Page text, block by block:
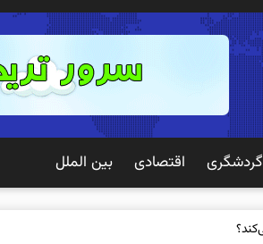
گردشگری اقتصادی بین الملل